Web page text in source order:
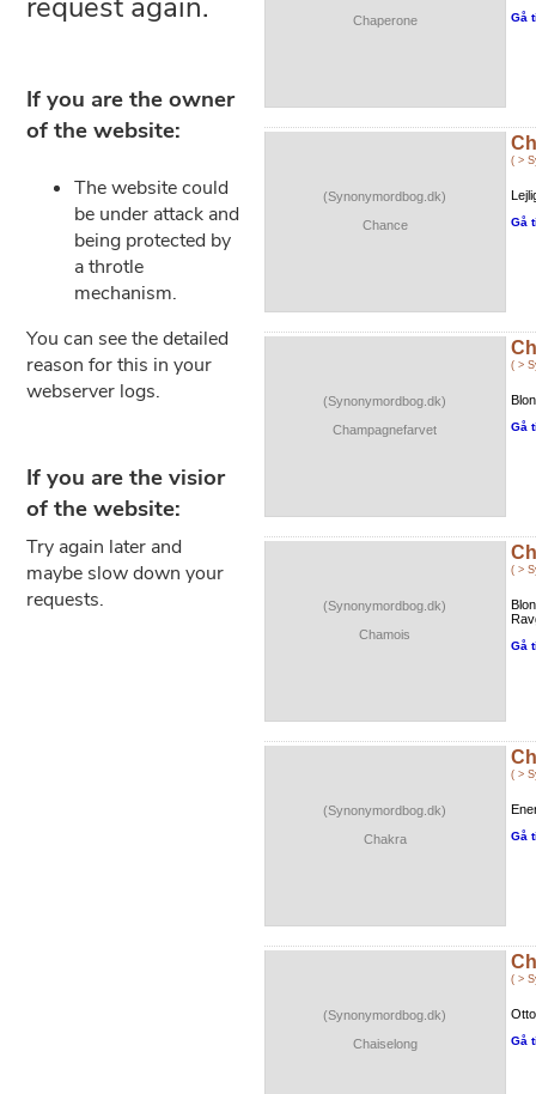
Chaperone
Gå
(Synonymordbog.dk)
Chance
( >
Gå
(Synonymordbog.dk)
Champagnefarvet
( >
Gå
(Synonymordbog.dk)
Chamois
( >
Gå
(Synonymordbog.dk)
Chakra
( >
Gå
(Synonymordbog.dk)
Chaiselong
( >
Gå